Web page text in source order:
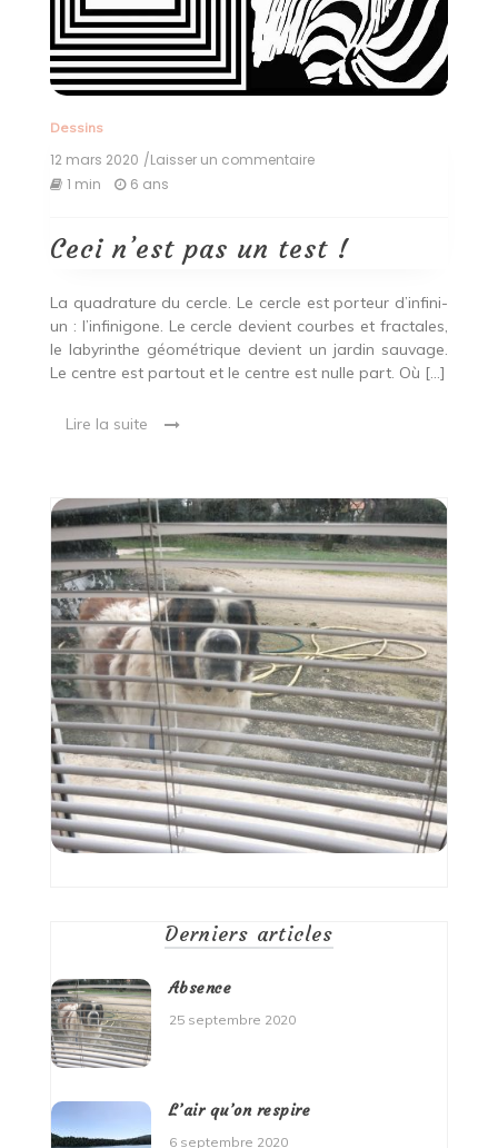
Dessins
12 mars 2020 /Laisser un commentaireon
un
test !
1 min 6 ans
Ceci n’est pas un test !
La quadrature du cercle. Le cercle est porteur d’infini-
un : l’infinigone. Le cercle devient courbes et fractales,
le labyrinthe géométrique devient un jardin sauvage.
Le centre est partout et le centre est nulle part. Où […]
Lire la suite
Derniers articles
Absence
25 septembre 2020
L’air qu’on respire
6 septembre 2020